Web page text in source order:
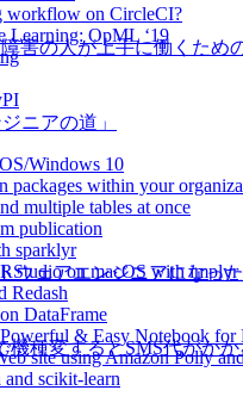
害の人が上手に働くため
ニアの道」
ウェアエンジニアになっ
機種変するとSMS代がか
workflow on CircleCI?
Learning: OpML ‘19
Windows 10
packages within your
multiple tables at once
publication
sparklyr
on macOS with implyr
Redash
DataFrame
& Easy Notebook for
site using Amazon Polly
scikit-learn